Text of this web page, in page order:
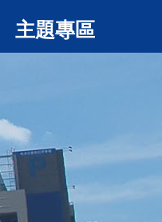
主題專區